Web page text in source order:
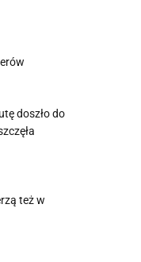
doszło do
też w